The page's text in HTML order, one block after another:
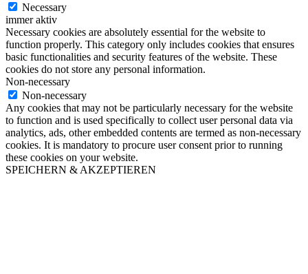
Necessary
immer aktiv
Necessary cookies are absolutely essential for the website to
function properly. This category only includes cookies that ensures
basic functionalities and security features of the website. These
cookies do not store any personal information.
Non-necessary
Non-necessary
Any cookies that may not be particularly necessary for the website
to function and is used specifically to collect user personal data via
analytics, ads, other embedded contents are termed as non-necessary
cookies. It is mandatory to procure user consent prior to running
these cookies on your website.
SPEICHERN & AKZEPTIEREN